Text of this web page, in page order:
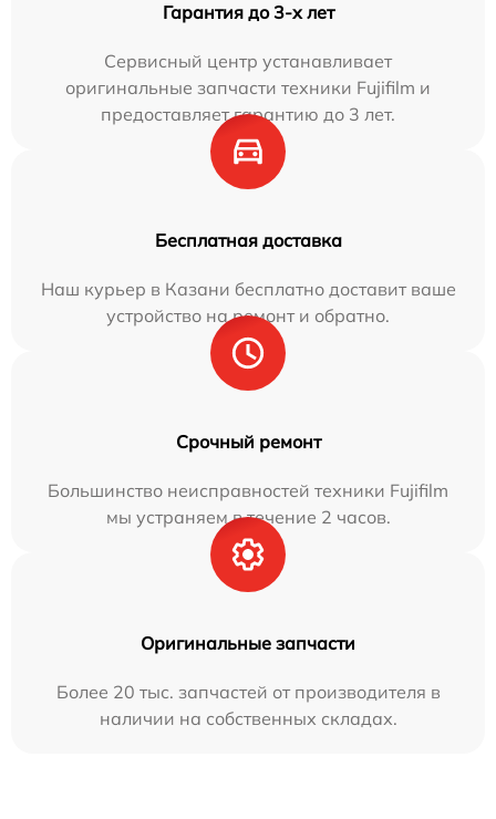
Гарантия до 3-х лет
Сервисный центр устанавливает
оригинальные запчасти техники Fujifilm и
предоставляет гарантию до 3 лет.
Бесплатная доставка
Наш курьер в Казани бесплатно доставит ваше
устройство на ремонт и обратно.
Срочный ремонт
Большинство неисправностей техники Fujifilm
мы устраняем в течение 2 часов.
Оригинальные запчасти
Более 20 тыс. запчастей от производителя в
наличии на собственных складах.